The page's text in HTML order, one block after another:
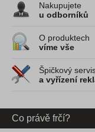
Nakupujete
u odborníků
O produktech
víme vše
Špičkový
a vyřízení
Co právě frčí?